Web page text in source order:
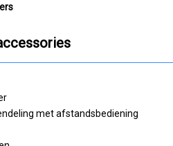
met afstandsbediening